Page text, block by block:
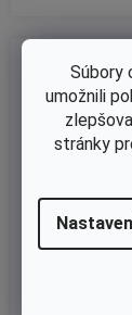
Súbory
umožnili
stránky